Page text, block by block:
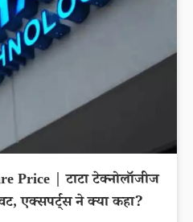
Price | टाटा टेक्नोलॉजीज
एक्सपर्ट्स ने क्या कहा?